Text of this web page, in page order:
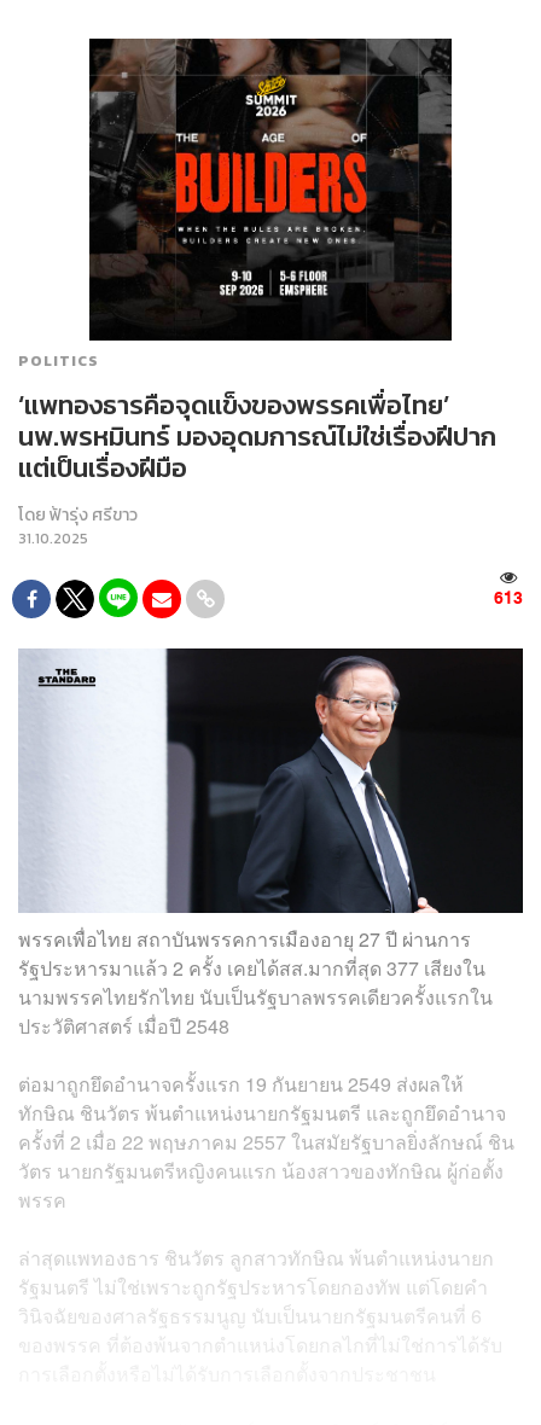
POLITICS
‘แพทองธารคือจุดแข็งของพรรคเพื่อไทย’
นพ.พรหมินทร์ มองอุดมการณ์ไม่ใช่เรื่องฝีปาก
แต่เป็นเรื่องฝีมือ
โดยฟ้ารุ่ง ศรีขาว
31.10.2025
613
พรรคเพื่อไทย สถาบันพรรคการเมืองอายุ 27 ปี ผ่านการ
รัฐประหารมาแล้ว 2 ครั้ง เคยได้สส.มากที่สุด 377 เสียงใน
นามพรรคไทยรักไทย นับเป็นรัฐบาลพรรคเดียวครั้งแรกใน
ประวัติศาสตร์ เมื่อปี 2548
ต่อมาถูกยึดอำนาจครั้งแรก 19 กันยายน 2549 ส่งผลให้
ทักษิณ ชินวัตร พ้นตำแหน่งนายกรัฐมนตรี และถูกยึดอำนาจ
ครั้งที่ 2 เมื่อ 22 พฤษภาคม 2557 ในสมัยรัฐบาลยิ่งลักษณ์ ชิน
วัตร นายกรัฐมนตรีหญิงคนแรก น้องสาวของทักษิณ ผู้ก่อตั้ง
พรรค
ล่าสุดแพทองธาร ชินวัตร ลูกสาวทักษิณ พ้นตำแหน่งนายก
รัฐมนตรี ไม่ใช่เพราะถูกรัฐประหารโดยกองทัพ แต่โดยคำ
วินิจฉัยของศาลรัฐธรรมนูญ นับเป็นนายกรัฐมนตรีคนที่ 6
ของพรรค ที่ต้องพ้นจากตำแหน่งโดยกลไกที่ไม่ใช่การได้รับ